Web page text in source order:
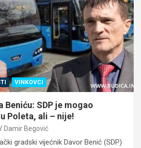
VINKOVCI
Beniću: SDP je mogao
Poleta, ali – nije!
Damir Begović
gradski vijećnik Davor Benić (SDP)